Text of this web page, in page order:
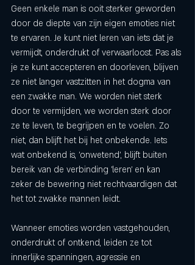
Geen enkele man is ooit sterker geworden
door de diepte van zijn eigen emoties niet
te ervaren. Je kunt niet leren van iets dat je
vermijdt, onderdrukt of verwaarloost. Pas als
je ze kunt accepteren en doorleven, blijven
ze niet langer vastzitten in het dogma van
een zwakke man. We worden niet sterk
door te vermijden, we worden sterk door
ze te leven, te begrijpen en te voelen. Zo
niet, dan blijft het bij het onbekende. Iets
wat onbekend is, 'onwetend', blijft buiten
bereik van de verbinding 'leren' en kan
zeker de bewering niet rechtvaardigen dat
het tot zwakke mannen leidt.
Wanneer emoties worden vastgehouden,
onderdrukt of ontkend, leiden ze tot
innerlijke spanningen, agressie en